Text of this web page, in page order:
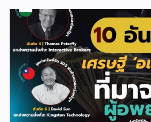
สปอนเซอร์แบรนด์สินค้า/โรงแรม,
จนถึงงานรับรีวิว สามารถต่อยอด
นอกจากนี้ พฤติกรรมผู้บริโภคยุคปั
เที่ยวเพื่อหาแรงบันดาลใจ ใช้เป็นข้
ชมเพื่อความเพลิดเพลิน (Virtual
อุปสงค์จากผู้ชมสูงอย่างต่อเนื่อง เปิ
เด่น และมุมมองเฉพาะตัวมาสร้าง
เสมอ เรื่องอื่นๆ ที่น่าสนใจ “ฮลุน
ทำงานโรงงานวันละ 300 สู่ยูทูบเ